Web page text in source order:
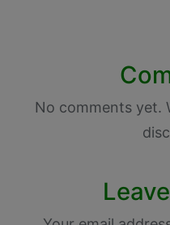
No comments yet.